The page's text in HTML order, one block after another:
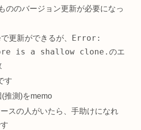
ののバージョン更新が必要になっ
で更新ができるが、 Error:
is a shallow clone.のエ
す
推測)をmemo
スの人がいたら、手助けになれ